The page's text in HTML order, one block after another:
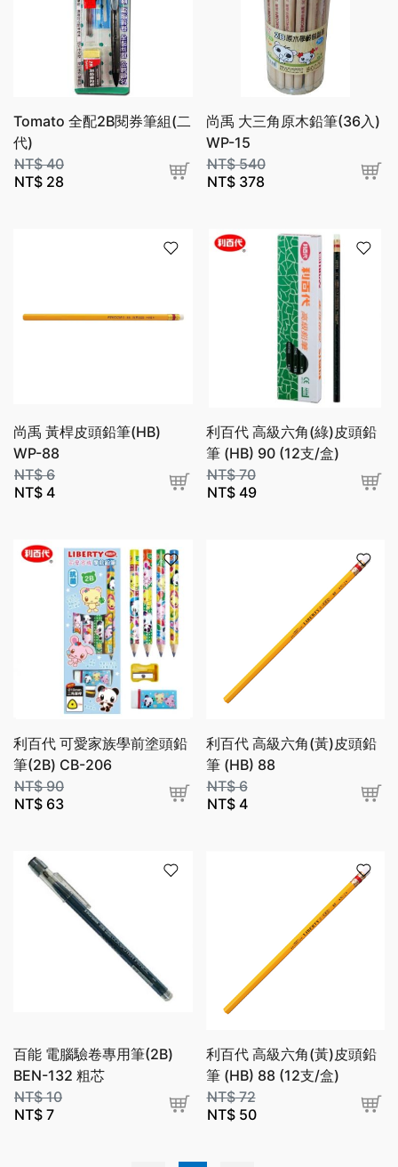
Tomato 全配2B閱券筆組(二
代)
NT$40
NT$ 28
尚禹 大三角原木鉛筆(36入)
WP-15
NT$540
NT$378
尚禹 黃桿皮頭鉛筆(HB)
WP-88
NT$6
NT$ 4
利百代 高級六角(綠)皮頭鉛
筆 (HB) 90 (12支/盒)
NT$70
NT$49
利百代 可愛家族學前塗頭鉛
筆(2B) CB-206
NT$90
NT$ 63
利百代 高級六角(黃)皮頭鉛
筆 (HB) 88
NT$6
NT$4
百能 電腦驗卷專用筆(2B)
BEN-132 粗芯
NT$10
NT$ 7
利百代 高級六角(黃)皮頭鉛
筆 (HB) 88 (12支/盒)
NT$72
NT$50